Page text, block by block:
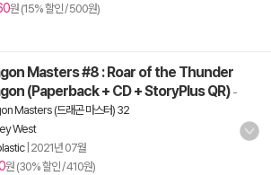
원 (15% 할인 / 500원)
Masters #8 : Roar of the Thunder
(Paperback + CD + StoryPlus QR) -
Masters (드래곤 마스터) 32
West
| 2021년 07월
원 (30% 할인 / 410원)